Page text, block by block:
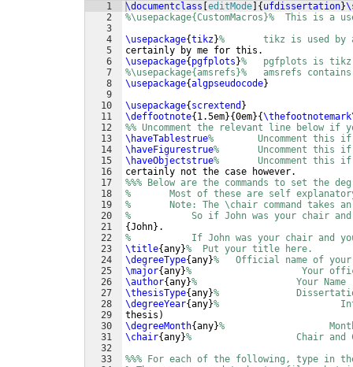
1
2
3
4
5
6
7
8
9
10
11
12
13
14
15
16
17
18
19
20
21
22
23
24
25
26
27
28
29
30
31
32
33
\documentclass editMode { ufdissertation}
%\usepackage{CustomMacros}%  This is
\usepackage{tikz}%       tikz is used by
certainly by me for this.
\usepackage{ pgfplots }%   pgfplots is
%\usepackage{amsrefs}%   amsrefs
\usepackage{algpseudocode}
\usepackage{ scrextend }
\deffootnote{ 1.5em}{0em}{
%% Uncomment the relevant line below
\haveTablestrue%        Uncomment this
\haveFigurestrue%       Uncomment this
\haveObjectstrue%       Uncomment this
certainly not the case however.
%%% Below are the commands to set
%       Most of these are self
%       Note: The \chair command takes
%           So if John was your chair and
{John} .
%           If John was your chair and
\title{any}%  Put your title here.
\degreeType{any}%   Official name of
\major{any}%                    Your
\author{any}%                  Your Name
\thesisType{any}%              Dissertation
\degreeYear{any}%
thesis )
\degreeMonth{any}%                   Month
\chair{any}%                   Chair and
%%% For each of the following, type in